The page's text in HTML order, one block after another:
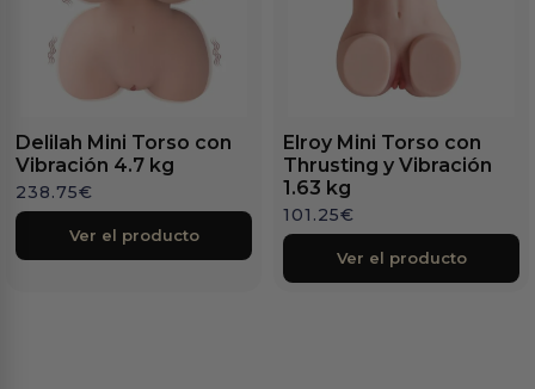
Delilah Mini Torso con
Vibración 4.7 kg
238.75€
Ver el producto
Elroy Mini Torso con
Thrusting y Vibración
1.63 kg
101.25€
Ver el producto